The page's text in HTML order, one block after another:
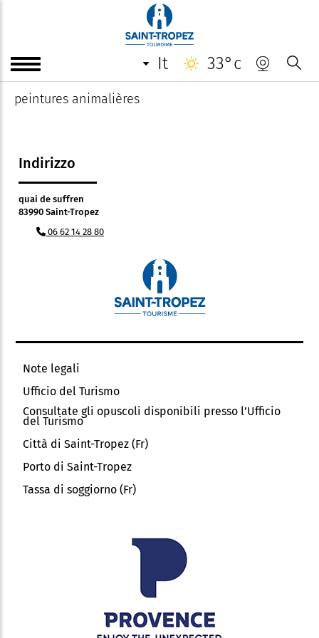
it 33°c
Ricco
exposant sur le port
peintures animalières
Indirizzo
quai de suffren
83990 Saint-Tropez
06 62 14 28 80
Note legali
Ufficio del Turismo
Consultate gli opuscoli disponibili presso l’Ufficio
del Turismo
Città di Saint-Tropez (Fr)
Porto di Saint-Tropez
Tassa di soggiorno (Fr)